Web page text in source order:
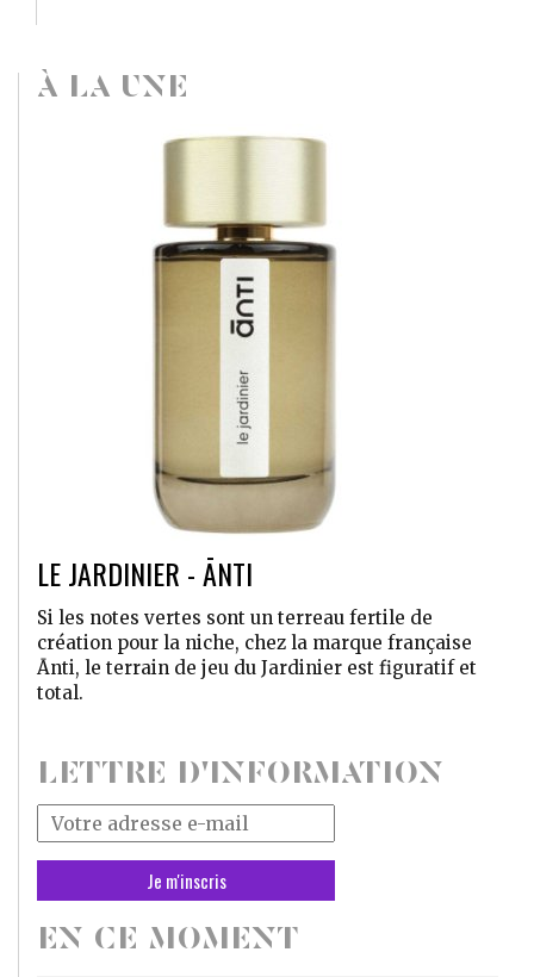
À LA UNE
LE JARDINIER - ĀNTI
Si les notes vertes sont un terreau fertile de
création pour la niche, chez la marque française
Ānti, le terrain de jeu du Jardinier est figuratif et
total.
LETTRE D'INFORMATION
Votre
adresse
mail
*
EN CE MOMENT